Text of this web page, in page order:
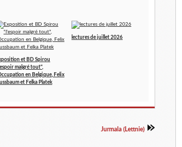
et BD Spirou
malgré tout",
en Belgique, Felix
et Felka Platek
lectures de juillet 2026
Jurmala (Lettnie)